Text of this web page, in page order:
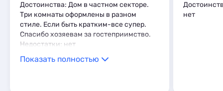
Достоинства: Дом в частном секторе.
Три комнаты оформлены в разном
стиле. Если быть кратким-все супер.
Спасибо хозяевам за гостеприимство.
Недостатки: нет
Показать полностью
нет